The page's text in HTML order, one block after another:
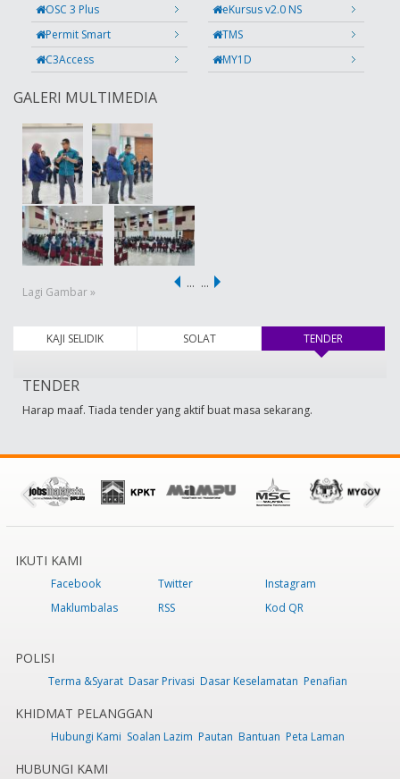
OSC 3 Plus
eKursus v2.0 NS
Permit Smart
TMS
C3Access
MY1D
GALERI MULTIMEDIA
Lagi Gambar »
… …
KAJI SELIDIK SOLAT TENDER
TENDER
Harap maaf. Tiada tender yang aktif buat masa sekarang.
IKUTI KAMI
Facebook Twitter
Instagram
Maklumbalas
RSS Kod QR
POLISI
Terma &Syarat Dasar Privasi Dasar Keselamatan Penafian
KHIDMAT PELANGGAN
Hubungi Kami Soalan Lazim Pautan Bantuan Peta Laman
HUBUNGI KAMI